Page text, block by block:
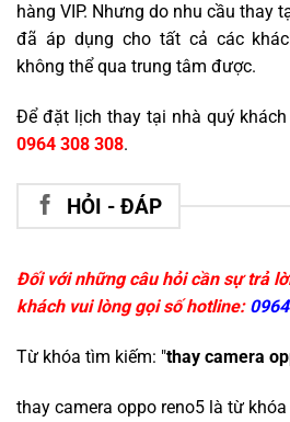
hàng VIP. Nhưng do nhu cầu thay
đã áp dụng cho tất cả các
không thể qua trung tâm được.
Để đặt lịch thay tại nhà quý
0964 308 308.
HỎI - ĐÁP
Đối với những câu hỏi cần sự trả
khách vui lòng gọi số hotline:
Từ khóa tìm kiếm: "thay camera
thay camera oppo reno5 là từ